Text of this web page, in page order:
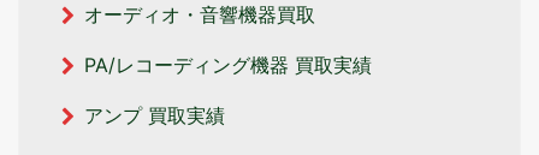
オーディオ・音響機器買取
PA/レコーディング機器 買取実績
アンプ 買取実績